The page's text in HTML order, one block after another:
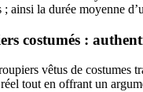
ainsi la durée moyenne
costumés :
vêtus de costumes
tout en offrant un